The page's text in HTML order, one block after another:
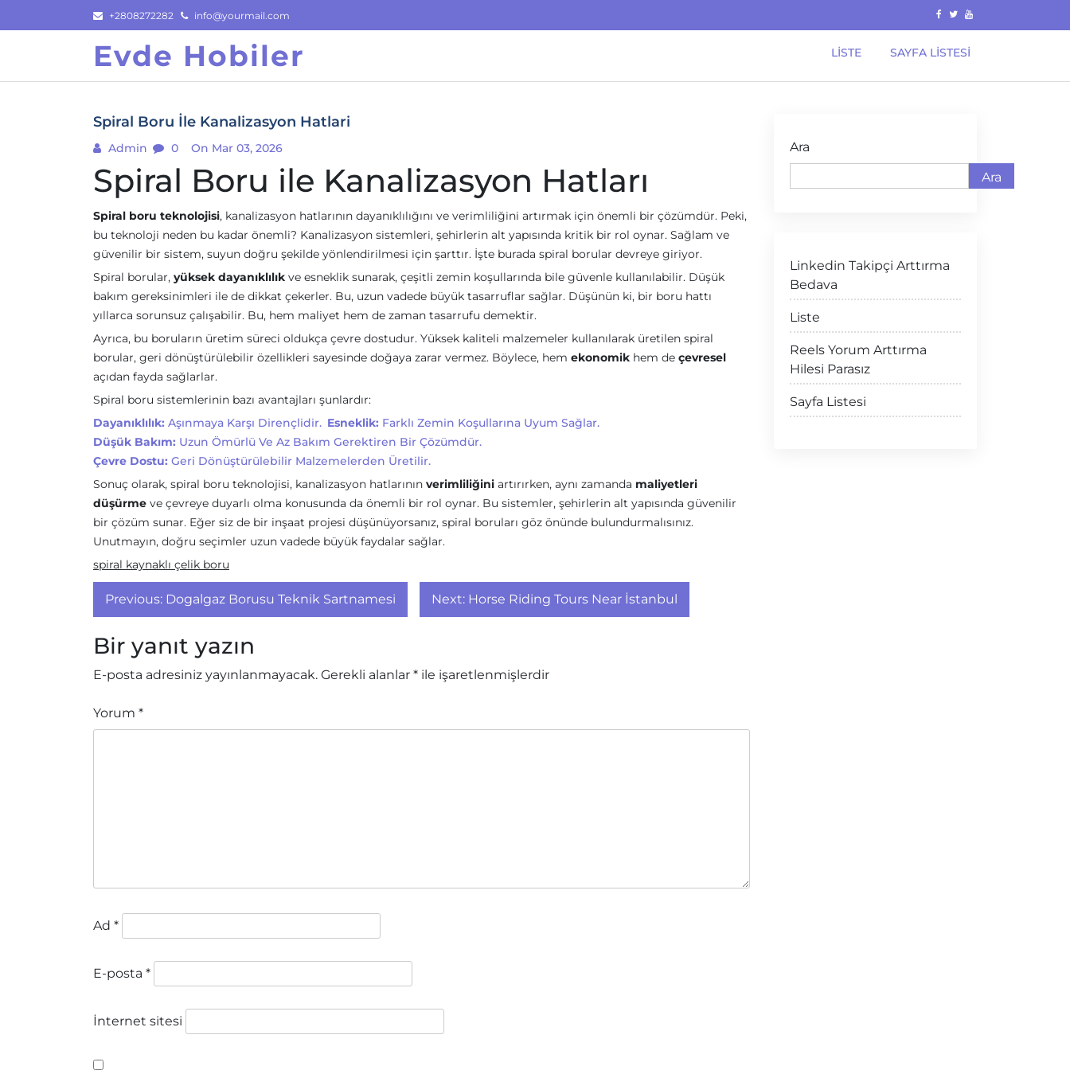
to
+2808272282 info@yourmail.com
Evde Hobiler LISTE SAYFA LISTESI
Spiral Boru İle Kanalizasyon Hatlari
Admin 0 On Mar 03, 2026
Spiral Boru ile Kanalizasyon Hatları
Spiral boru teknolojisi, kanalizasyon hatlarının dayanıklılığını ve verimliliğini artırmak için önemli bir çözümdür. Peki,
bu teknoloji neden bu kadar önemli? Kanalizasyon sistemleri, şehirlerin alt yapısında kritik bir rol oynar. Sağlam ve
güvenilir bir sistem, suyun doğru şekilde yönlendirilmesi için şarttır. İşte burada spiral borular devreye giriyor.
Spiral borular, yüksek dayanıklılık ve esneklik sunarak, çeşitli zemin koşullarında bile güvenle kullanılabilir. Düşük
bakım gereksinimleri ile de dikkat çekerler. Bu, uzun vadede büyük tasarruflar sağlar. Düşünün ki, bir boru hattı
yıllarca sorunsuz çalışabilir. Bu, hem maliyet hem de zaman tasarrufu demektir.
Ayrıca, bu boruların üretim süreci oldukça çevre dostudur. Yüksek kaliteli malzemeler kullanılarak üretilen spiral
borular, geri dönüştürülebilir özellikleri sayesinde doğaya zarar vermez. Böylece, hem ekonomik hem de çevresel
açıdan fayda sağlarlar.
Spiral boru sistemlerinin bazı avantajları şunlardır:
Dayanıklılık: Aşınmaya Karşı Dirençlidir. Esneklik: Farklı Zemin Koşullarına Uyum Sağlar.
Düşük Bakım: Uzun Ömürlü Ve Az Bakım Gerektiren Bir Çözümdür.
Çevre Dostu: Geri Dönüştürülebilir Malzemelerden Üretilir.
Sonuç olarak, spiral boru teknolojisi, kanalizasyon hatlarının verimliliğini artırırken, aynı zamanda maliyetleri
düşürme ve çevreye duyarlı olma konusunda da önemli bir rol oynar. Bu sistemler, şehirlerin alt yapısında güvenilir
bir çözüm sunar. Eğer siz de bir inşaat projesi düşünüyorsanız, spiral boruları göz önünde bulundurmalısınız.
Unutmayın, doğru seçimler uzun vadede büyük faydalar sağlar.
spiral kaynaklı çelik boru
Yazı
gezinmesi
Previous: Dogalgaz Borusu Teknik Sartnamesi Next: Horse Riding Tours Near İstanbul
Bir yanıt yazın
E-posta adresiniz yayınlanmayacak. Gerekli alanlar * ile işaretlenmişlerdir
Yorum *
Ad *
E-posta *
İnternet sitesi
Ara
Ara
Linkedin Takipçi Arttırma
Bedava
Liste
Reels Yorum Arttırma
Hilesi Parasız
Sayfa Listesi